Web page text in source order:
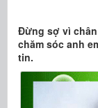
Đừng sợ vì
chăm sóc anh
tin.